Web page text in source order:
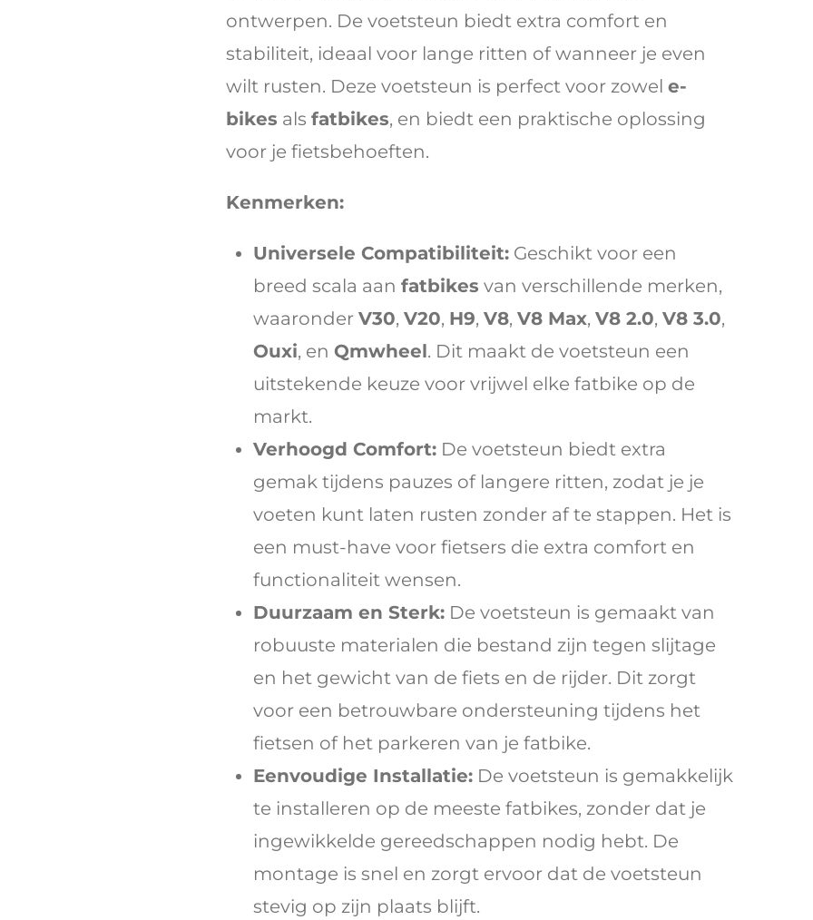
ontwerpen. De voetsteun biedt extra comfort en
stabiliteit, ideaal voor lange ritten of wanneer je even
wilt rusten. Deze voetsteun is perfect voor zowel e-
bikes als fatbikes, en biedt een praktische oplossing
voor je fietsbehoeften.
Kenmerken:
Universele Compatibiliteit: Geschikt voor een
breed scala aan fatbikes van verschillende merken,
waaronder V30, V20, H9, V8, V8 Max, V8 2.0, V8 3.0,
Ouxi, en Qmwheel. Dit maakt de voetsteun een
uitstekende keuze voor vrijwel elke fatbike op de
markt.
Verhoogd Comfort: De voetsteun biedt extra
gemak tijdens pauzes of langere ritten, zodat je je
voeten kunt laten rusten zonder af te stappen. Het is
een must-have voor fietsers die extra comfort en
functionaliteit wensen.
Duurzaam en Sterk: De voetsteun is gemaakt van
robuuste materialen die bestand zijn tegen slijtage
en het gewicht van de fiets en de rijder. Dit zorgt
voor een betrouwbare ondersteuning tijdens het
fietsen of het parkeren van je fatbike.
Eenvoudige Installatie: De voetsteun is gemakkelijk
te installeren op de meeste fatbikes, zonder dat je
ingewikkelde gereedschappen nodig hebt. De
montage is snel en zorgt ervoor dat de voetsteun
stevig op zijn plaats blijft.